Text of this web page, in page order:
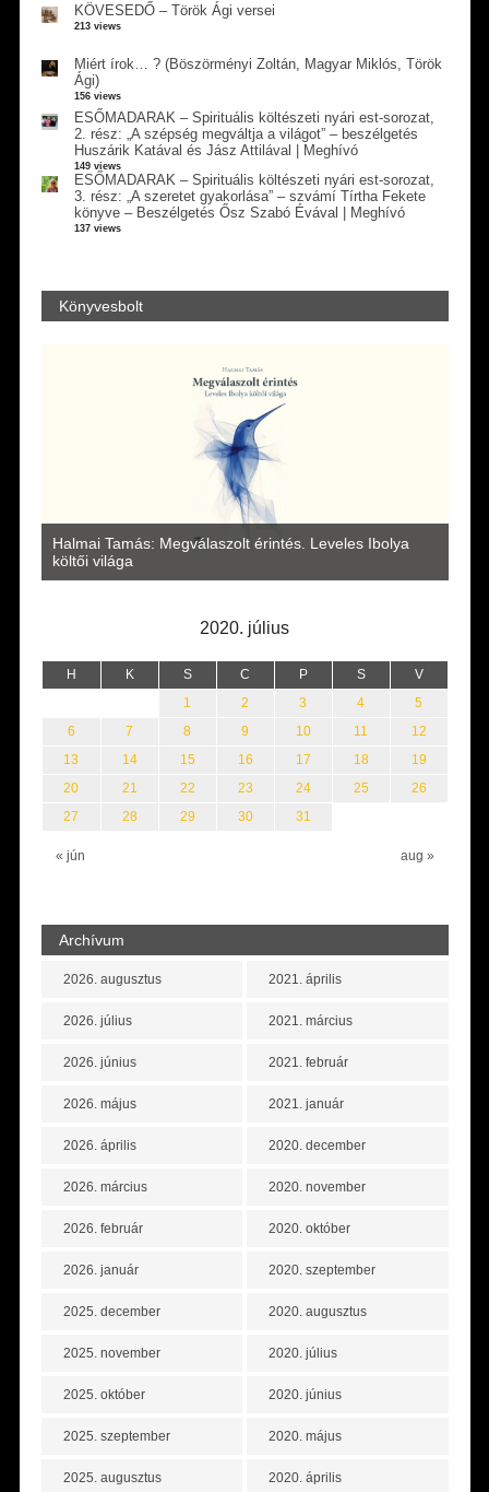
KÖVESEDŐ – Török Ági versei
213 views
Miért írok… ? (Böszörményi Zoltán, Magyar Miklós, Török
Ági)
156 views
ESŐMADARAK – Spirituális költészeti nyári est-sorozat,
2. rész: „A szépség megváltja a világot” – beszélgetés
Huszárik Katával és Jász Attilával | Meghívó
149 views
ESŐMADARAK – Spirituális költészeti nyári est-sorozat,
3. rész: „A szeretet gyakorlása” – szvámí Tírtha Fekete
könyve – Beszélgetés Ősz Szabó Évával | Meghívó
137 views
Könyvesbolt
Halmai Tamás: Megválaszolt érintés. Leveles Ibolya
költői világa
2020. július
H K S C P S V
« jún aug »
1 2 3 4
5
6
7 8 9 10 11
12
13
14 15 16 17 18
19
20
21 22 23 24 25
26
27
28 29 30 31
Archívum
2026. augusztus
2026. július
2026. június
2026. május
2026. április
2026. március
2026. február
2026. január
2025. december
2025. november
2025. október
2025. szeptember
2025. augusztus
2021. április
2021. március
2021. február
2021. január
2020. december
2020. november
2020. október
2020. szeptember
2020. augusztus
2020. július
2020. június
2020. május
2020. április